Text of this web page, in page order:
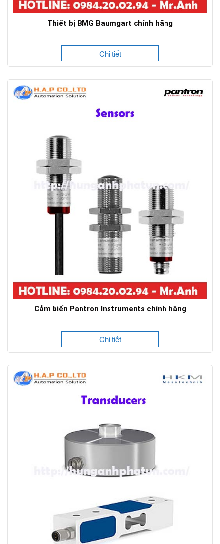
Thiết bị BMG Baumgart chính hãng
Chi tiết
Cảm biến Pantron Instruments chính hãng
Chi tiết